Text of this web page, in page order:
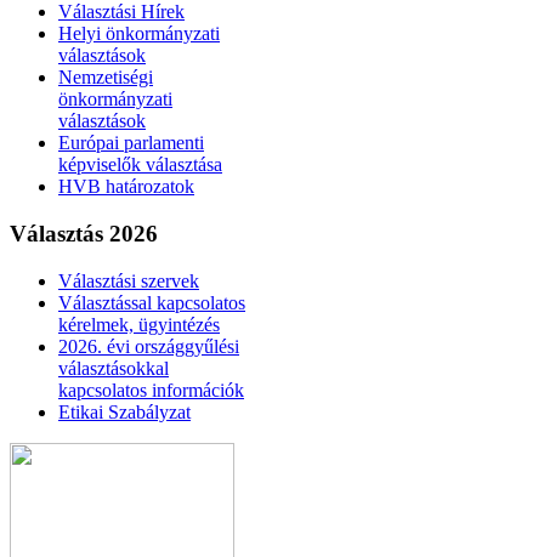
Választási Hírek
Helyi önkormányzati
választások
Nemzetiségi
önkormányzati
választások
Európai parlamenti
képviselők választása
HVB határozatok
Választás 2026
Választási szervek
Választással kapcsolatos
kérelmek, ügyintézés
2026. évi országgyűlési
választásokkal
kapcsolatos információk
Etikai Szabályzat